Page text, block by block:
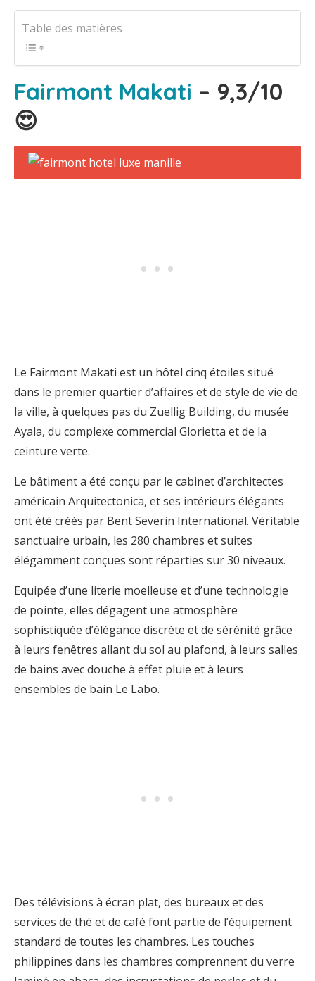
Table des matières
Fairmont Makati – 9,3/10
😍
Le Fairmont Makati est un hôtel cinq étoiles situé
dans le premier quartier d’affaires et de style de vie de
la ville, à quelques pas du Zuellig Building, du musée
Ayala, du complexe commercial Glorietta et de la
ceinture verte.
Le bâtiment a été conçu par le cabinet d’architectes
américain Arquitectonica, et ses intérieurs élégants
ont été créés par Bent Severin International. Véritable
sanctuaire urbain, les 280 chambres et suites
élégamment conçues sont réparties sur 30 niveaux.
Equipée d’une literie moelleuse et d’une technologie
de pointe, elles dégagent une atmosphère
sophistiquée d’élégance discrète et de sérénité grâce
à leurs fenêtres allant du sol au plafond, à leurs salles
de bains avec douche à effet pluie et à leurs
ensembles de bain Le Labo.
Des télévisions à écran plat, des bureaux et des
services de thé et de café font partie de l’équipement
standard de toutes les chambres. Les touches
philippines dans les chambres comprennent du verre